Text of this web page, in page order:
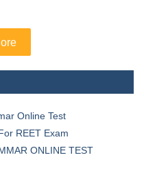
Online Test
REET Exam
ONLINE TEST